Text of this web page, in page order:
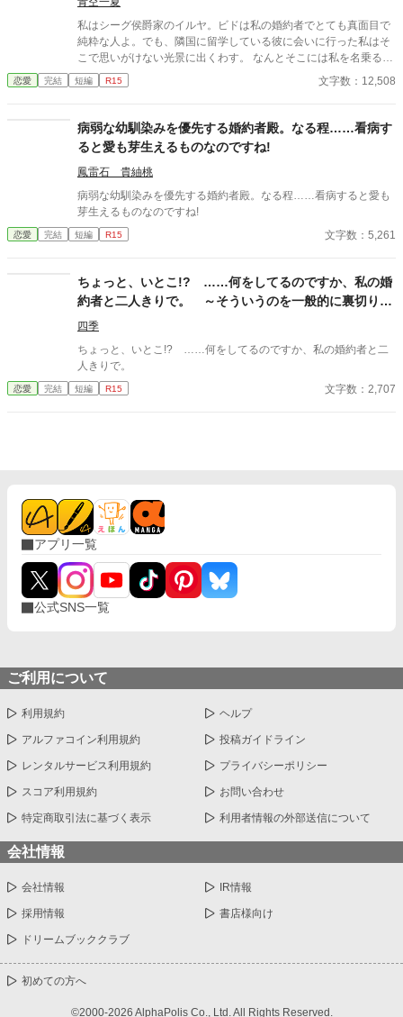
私はシーグ侯爵家のイルヤ。ビドは私の婚約者でとても真面目で
純粋な人よ。でも、隣国に留学している彼に会いに行った私はそ
こで思いがけない光景に出くわす。 なんとそこには私を名乗る女
がいたの。これってどういうこと？ 婚約者の裏切りにざまぁしま
す。コメディ風味。 ※この小説は独自の世界観で書いております
す。 ※元サヤはありません。
恋愛 完結 短編 R15 文字数：12,508
病弱な幼馴染みを優先する婚約者殿。なる程……看病す
ると愛も芽生えるものなのですね!
鳳雷石 貴紬桃
病弱な幼馴染みを優先する婚約者殿。なる程……看病すると愛も
芽生えるものなのですね!
恋愛 完結 短編 R15 文字数：5,261
ちょっと、いとこ!? ……何をしてるのですか、私の婚
約者と二人きりで。 ～そういうのを一般的に裏切りと
いうのですよ？～
四季
ちょっと、いとこ!? ……何をしてるのですか、私の婚約者と二
人きりで。
恋愛 完結 短編 R15 文字数：2,707
アプリ一覧
公式SNS一覧
ご利用について
利用規約 ヘルプ
アルファコイン利用規約 投稿ガイドライン
レンタルサービス利用規約 プライバシーポリシー
スコア利用規約 お問い合わせ
特定商取引法に基づく表示 利用者情報の外部送信について
会社情報
会社情報 IR情報
採用情報 書店様向け
ドリームブッククラブ
初めての方へ
©2000-2026 AlphaPolis Co., Ltd. All Rights Reserved.